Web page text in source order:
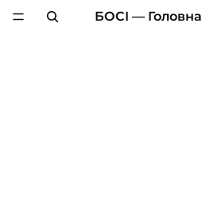
БОСІ — Головна